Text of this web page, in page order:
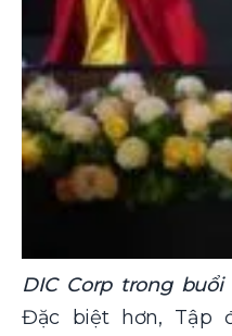
DIC Corp trong
Đặc biệt hơn, Tập